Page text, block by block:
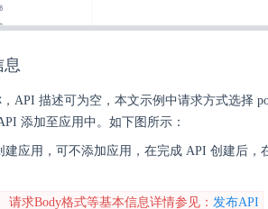
息
API 描述可为空，本文示例中请求方式选择
添加至应用中。如下图所示：
建应用，可不添加应用，在完成 API 创建后
请求Body格式等基本信息详情参见： 发布API